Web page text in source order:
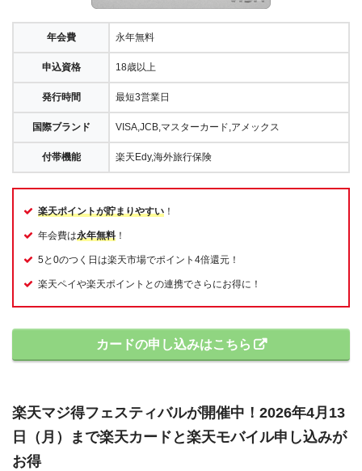
年会費 永年無料
申込資格 18歳以上
発行時間 最短3営業日
国際ブランド VISA,JCB,マスターカード,アメックス
付帯機能 楽天Edy,海外旅行保険
楽天ポイントが貯まりやすい ！
年会費は永年無料 ！
5と0のつく日は楽天市場でポイント4倍還元！
楽天ペイや楽天ポイントとの連携でさらにお得に！
カードの申し込みはこちら
楽天マジ得フェスティバルが開催中！2026年4月13
日（月）まで楽天カードと楽天モバイル申し込みが
お得